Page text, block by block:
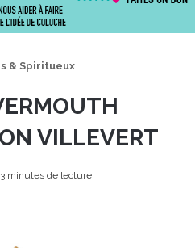
& Spiritueux
VILLEVERT
3 minutes de lecture